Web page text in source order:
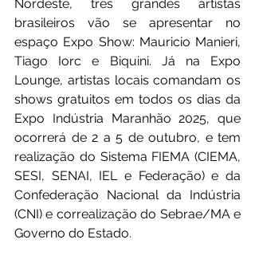
Nordeste, três grandes artistas
brasileiros vão se apresentar no
espaço Expo Show: Mauricio Manieri,
Tiago Iorc e Biquini. Já na Expo
Lounge, artistas locais comandam os
shows gratuitos em todos os dias da
Expo Indústria Maranhão 2025, que
ocorrerá de 2 a 5 de outubro, e tem
realização do Sistema FIEMA (CIEMA,
SESI, SENAI, IEL e Federação) e da
Confederação Nacional da Indústria
(CNI) e correalização do Sebrae/MA e
Governo do Estado.